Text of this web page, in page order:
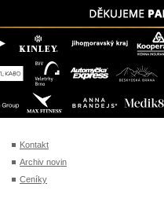
Kontakt
Archiv novin
Ceníky